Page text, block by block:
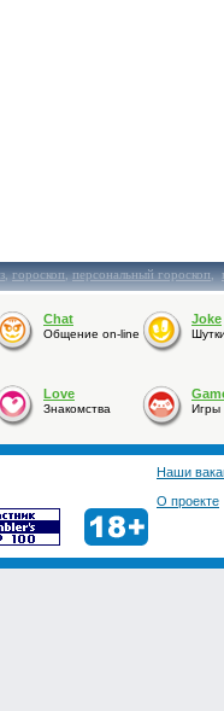
,гороскоп,персональный гороскоп,
Chat
Общение on-line
Joke
Love
Знакомства Игры
Наши
О проекте